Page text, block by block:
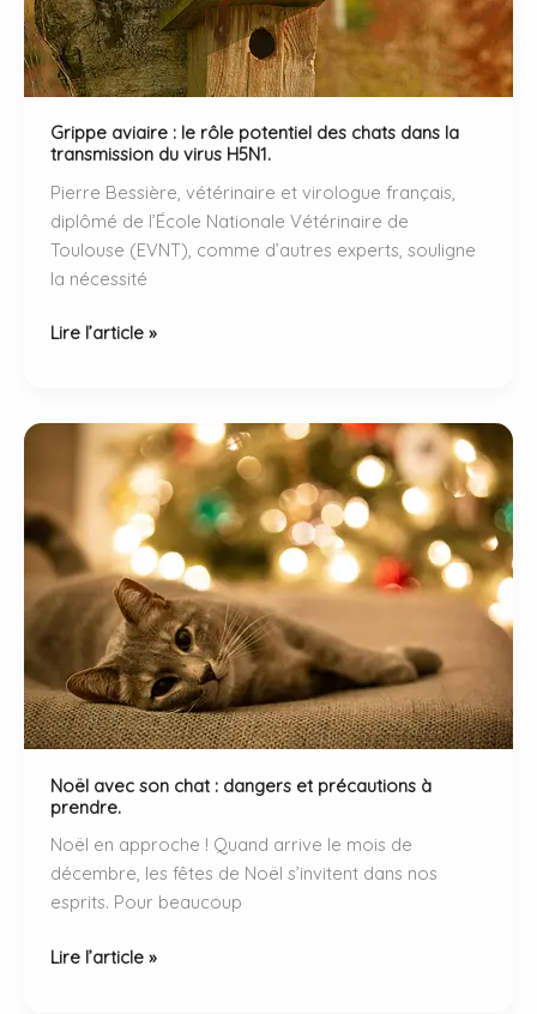
chats
?
Grippe aviaire : le rôle potentiel des chats dans la
transmission du virus H5N1.
Pierre Bessière, vétérinaire et virologue français,
diplômé de l’École Nationale Vétérinaire de
Toulouse (EVNT), comme d’autres experts, souligne
la nécessité
Grippe
le
potentiel
chats
dans
la
transmission
virus
H5N1.
Lire l’article »
Noël avec son chat : dangers et précautions à
prendre.
Noël en approche ! Quand arrive le mois de
décembre, les fêtes de Noël s’invitent dans nos
esprits. Pour beaucoup
Noël
Lire l’article »